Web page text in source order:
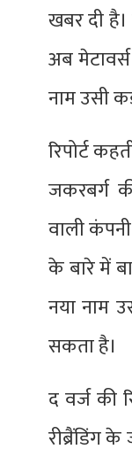
खबर दी
अब
नाम उसी
रिपोर्ट
जकरबर्ग
वाली
के बारे में
नया नाम
सकता है।
द वर्ज की
रीब्रैंडिंग